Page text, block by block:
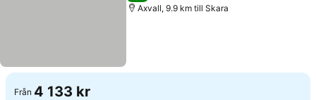
Axvall, 9.9 km till Skara
Från 4 133 kr